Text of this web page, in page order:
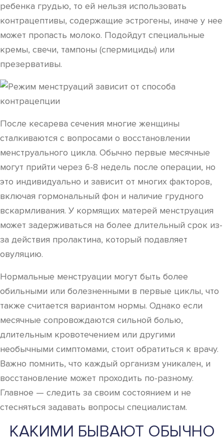
ребенка грудью, то ей нельзя использовать
контрацептивы, содержащие эстрогены, иначе у нее
может пропасть молоко. Подойдут специальные
кремы, свечи, тампоны (спермициды) или
презервативы.
После кесарева сечения многие женщины
сталкиваются с вопросами о восстановлении
менструального цикла. Обычно первые месячные
могут прийти через 6-8 недель после операции, но
это индивидуально и зависит от многих факторов,
включая гормональный фон и наличие грудного
вскармливания. У кормящих матерей менструация
может задерживаться на более длительный срок из-
за действия пролактина, который подавляет
овуляцию.
Нормальные менструации могут быть более
обильными или болезненными в первые циклы, что
также считается вариантом нормы. Однако если
месячные сопровождаются сильной болью,
длительным кровотечением или другими
необычными симптомами, стоит обратиться к врачу.
Важно помнить, что каждый организм уникален, и
восстановление может проходить по-разному.
Главное — следить за своим состоянием и не
стесняться задавать вопросы специалистам.
КАКИМИ БЫВАЮТ ОБЫЧНО